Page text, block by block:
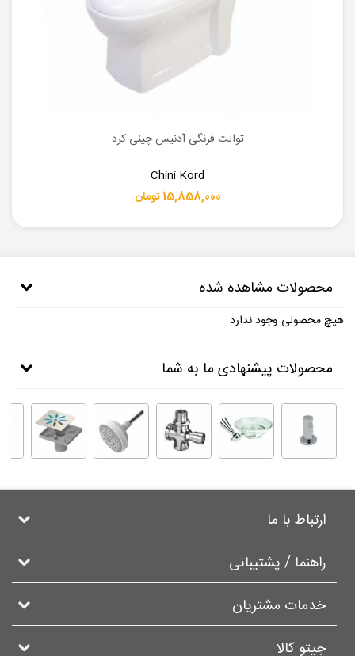
توالت فرنگی آدنیس چینی کرد
Chini Kord
15,858,000 تومان
محصولات مشاهده شده
هیچ محصولی وجود ندارد
محصولات پیشنهادی ما به شما
ارتباط با ما
راهنما / پشتیبانی
خدمات مشتریان
جیتو کالا